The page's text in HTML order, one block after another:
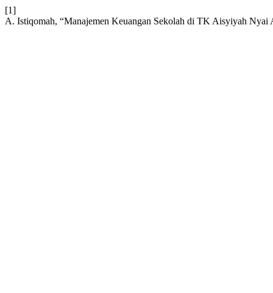
[1]
A. Istiqomah, “Manajemen Keuangan Sekolah di TK Aisyiyah